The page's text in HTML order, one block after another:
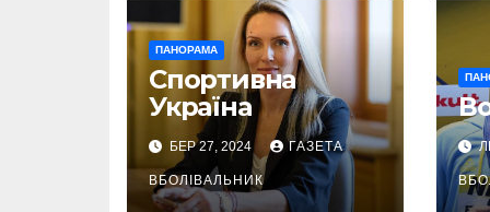
ПАНОРАМА
Спортивна
Україна
БЕР 27, 2024 ГАЗЕТА
ВБОЛІВАЛЬНИК